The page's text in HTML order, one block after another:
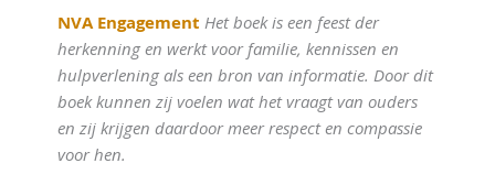
NVA Engagement Het boek is een feest der
herkenning en werkt voor familie, kennissen en
hulpverlening als een bron van informatie. Door dit
boek kunnen zij voelen wat het vraagt van ouders
en zij krijgen daardoor meer respect en compassie
voor hen.